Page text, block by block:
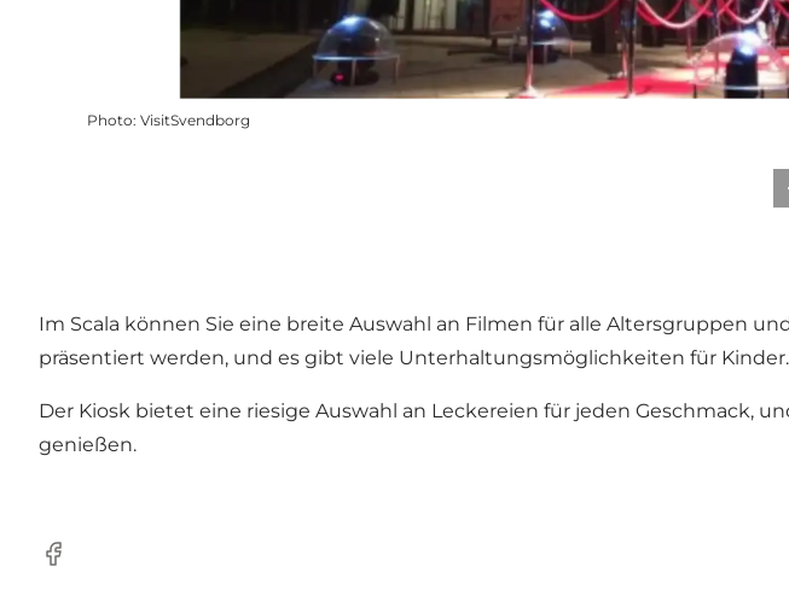
Photo: VisitSvendborg
Im Scala können Sie eine breite Auswahl an Filmen für alle Altersgruppen
präsentiert werden, und es gibt viele Unterhaltungsmöglichkeiten für Kinder.
Der Kiosk bietet eine riesige Auswahl an Leckereien für jeden Geschmack,
genießen.
Facebook